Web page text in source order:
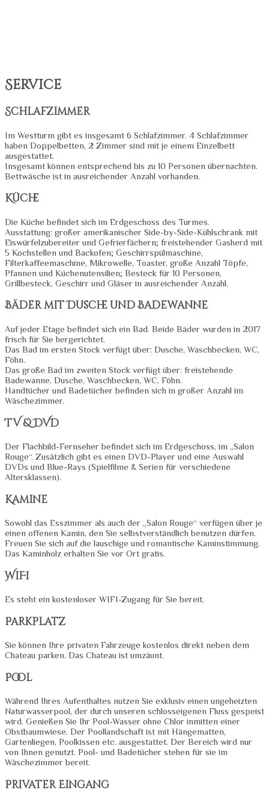
Service
Schlafzimmer
Im Westturm gibt es insgesamt 6 Schlafzimmer. 4 Schlafzimmer
haben Doppelbetten, 2 Zimmer sind mit je einem Einzelbett
ausgestattet.
Insgesamt können entsprechend bis zu 10 Personen übernachten.
Bettwäsche ist in ausreichender Anzahl vorhanden.
Küche
Die Küche befindet sich im Erdgeschoss des Turmes.
Ausstattung: großer amerikanischer Side-by-Side-Kühlschrank mit
Eiswürfelzubereiter und Gefrierfächern; freistehender Gasherd mit
5 Kochstellen und Backofen; Geschirrspülmaschine,
Filterkaffeemaschine, Mikrowelle, Toaster, große Anzahl Töpfe,
Pfannen und Küchenutensilien; Besteck für 10 Personen,
Grillbesteck, Geschirr und Gläser in ausreichender Anzahl.
Bäder mit Dusche und Badewanne
Auf jeder Etage befindet sich ein Bad. Beide Bäder wurden in 2017
frisch für Sie hergerichtet.
Das Bad im ersten Stock verfügt über: Dusche, Waschbecken, WC,
Föhn.
Das große Bad im zweiten Stock verfügt über: freistehende
Badewanne, Dusche, Waschbecken, WC, Föhn.
Handtücher und Badetücher befinden sich in großer Anzahl im
Wäschezimmer.
TV & DVD
Der Flachbild-Fernseher befindet sich im Erdgeschoss, im „Salon
Rouge“. Zusätzlich gibt es einen DVD-Player und eine Auswahl
DVDs und Blue-Rays (Spielfilme & Serien für verschiedene
Altersklassen).
Kamine
Sowohl das Esszimmer als auch der „Salon Rouge“ verfügen über je
einen offenen Kamin, den Sie selbstverständlich benutzen dürfen.
Freuen Sie sich auf die lauschige und romantische Kaminstimmung.
Das Kaminholz erhalten Sie vor Ort gratis.
WiFi
Es steht ein kostenloser WIFI-Zugang für Sie bereit.
Parkplatz
Sie können Ihre privaten Fahrzeuge kostenlos direkt neben dem
Chateau parken. Das Chateau ist umzäunt.
Pool
Während Ihres Aufenthaltes nutzen Sie exklusiv einen ungeheizten
Naturwasserpool, der durch unseren schlosseigenen Fluss gespeist
wird. Genießen Sie Ihr Pool-Wasser ohne Chlor inmitten einer
Obstbaumwiese. Der Poollandschaft ist mit Hängematten,
Gartenliegen, Poolkissen etc. ausgestattet. Der Bereich wird nur
von Ihnen genutzt. Pool- und Badetücher stehen für sie im
Wäschezimmer bereit.
Privater Eingang